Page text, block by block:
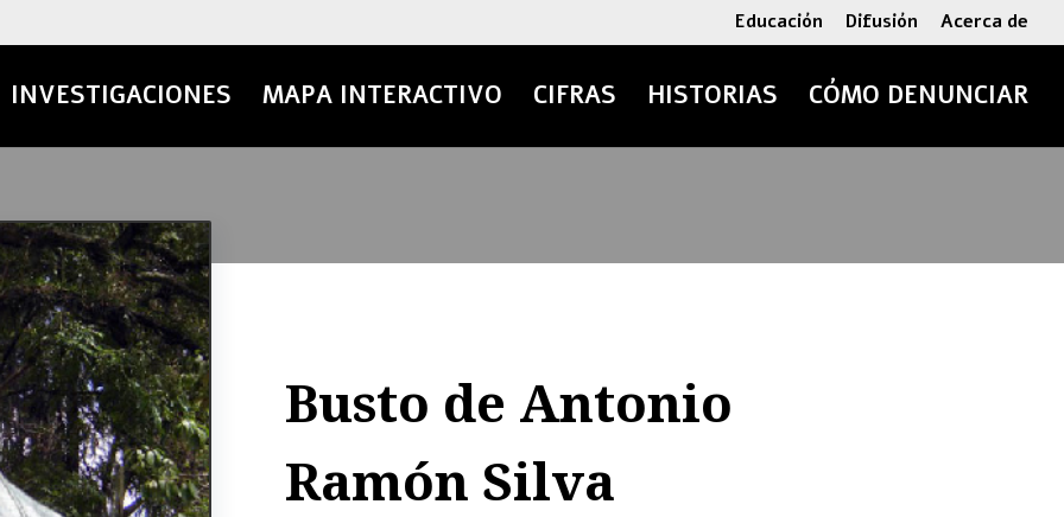
Educación Difusión Acerca de
INVESTIGACIONES MAPA INTERACTIVO CIFRAS HISTORIAS CÓMO DENUNCIAR
Busto de Antonio
Ramón Silva